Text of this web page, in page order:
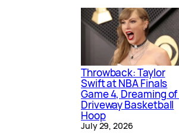
Throwback: Taylor
Swift at NBA Finals
Game 4, Dreaming of
Driveway Basketball
Hoop
July 29, 2026